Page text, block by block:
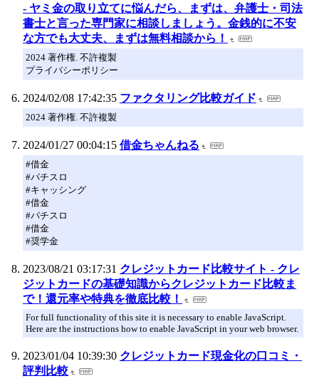
- ヤミ金の取り立てに悩んだら、まずは、弁護士・司法
書士と言った専門家に相談しましょう。金銭的に不安
な方でも大丈夫、まずは無料相談から！
2024 著作権. 不許複製
プライバシーポリシー
2024/02/08 17:42:35 ファクタリング比較ガイド
2024 著作権. 不許複製
2024/01/27 00:04:15 借金ちゃんねる
#借金
#パチスロ
#キャッシング
#借金
#パチスロ
#借金
#奨学金
2023/08/21 03:17:31 クレジットカード比較サイト - クレ
ジットカードの基礎知識からクレジットカード比較ま
で！還元率や特典を徹底比較！
For full functionality of this site it is necessary to enable JavaScript.
Here are the instructions how to enable JavaScript in your web browser.
2023/01/04 10:39:30 クレジットカード現金化の口コミ・
評判比較